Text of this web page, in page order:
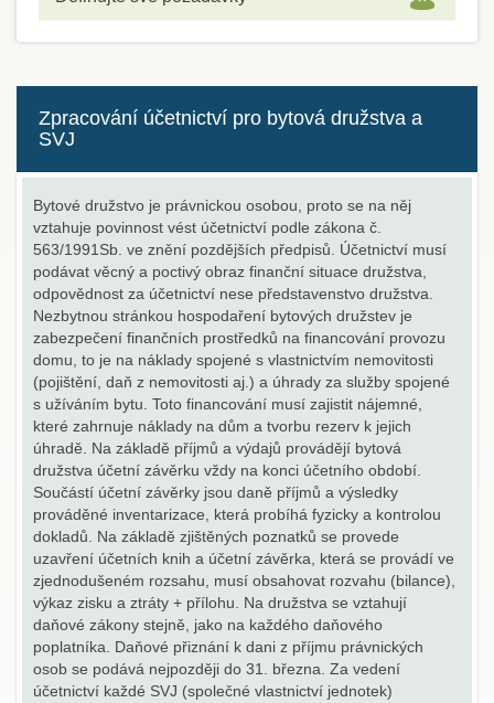
Zpracování účetnictví pro bytová družstva a
SVJ
Bytové družstvo je právnickou osobou, proto se na něj
vztahuje povinnost vést účetnictví podle zákona č.
563/1991Sb. ve znění pozdějších předpisů. Účetnictví musí
podávat věcný a poctivý obraz finanční situace družstva,
odpovědnost za účetnictví nese představenstvo družstva.
Nezbytnou stránkou hospodaření bytových družstev je
zabezpečení finančních prostředků na financování provozu
domu, to je na náklady spojené s vlastnictvím nemovitosti
(pojištění, daň z nemovitosti aj.) a úhrady za služby spojené
s užíváním bytu. Toto financování musí zajistit nájemné,
které zahrnuje náklady na dům a tvorbu rezerv k jejich
úhradě. Na základě příjmů a výdajů provádějí bytová
družstva účetní závěrku vždy na konci účetního období.
Součástí účetní závěrky jsou daně příjmů a výsledky
prováděné inventarizace, která probíhá fyzicky a kontrolou
dokladů. Na základě zjištěných poznatků se provede
uzavření účetních knih a účetní závěrka, která se provádí ve
zjednodušeném rozsahu, musí obsahovat rozvahu (bilance),
výkaz zisku a ztráty + přílohu. Na družstva se vztahují
daňové zákony stejně, jako na každého daňového
poplatníka. Daňové přiznání k dani z příjmu právnických
osob se podává nejpozději do 31. března. Za vedení
účetnictví každé SVJ (společné vlastnictví jednotek)